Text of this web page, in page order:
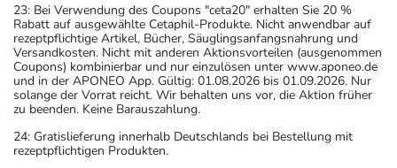
23: Bei Verwendung des Coupons "ceta20" erhalten Sie 20 %
Rabatt auf ausgewählte Cetaphil-Produkte. Nicht anwendbar auf
rezeptpflichtige Artikel, Bücher, Säuglingsanfangsnahrung und
Versandkosten. Nicht mit anderen Aktionsvorteilen (ausgenommen
Coupons) kombinierbar und nur einzulösen unter www.aponeo.de
und in der APONEO App. Gültig: 01.08.2026 bis 01.09.2026. Nur
solange der Vorrat reicht. Wir behalten uns vor, die Aktion früher
zu beenden. Keine Barauszahlung.
24: Gratislieferung innerhalb Deutschlands bei Bestellung mit
rezeptpflichtigen Produkten.